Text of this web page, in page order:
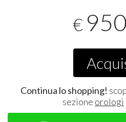
€ 950
Continua lo shopping!
sezione orologi